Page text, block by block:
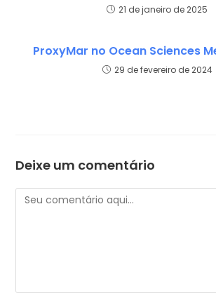
21 de janeiro de 2025
ProxyMar no Ocean Sciences
29 de fevereiro de 2024
Deixe um comentário